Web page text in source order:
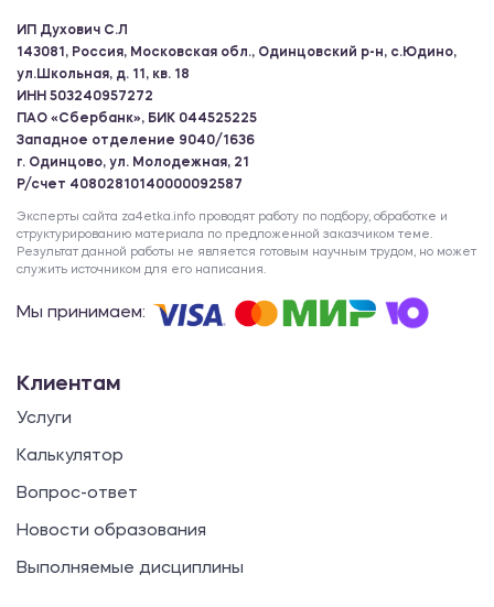
ИП Духович С.Л
143081, Россия, Московская обл., Одинцовский р-н, с.Юдино,
ул.Школьная, д. 11, кв. 18
ИНН 503240957272
ПАО «Сбербанк», БИК 044525225
Западное отделение 9040/1636
г. Одинцово, ул. Молодежная, 21
Р/счет 40802810140000092587
Эксперты сайта za4etka.info проводят работу по подбору, обработке и
структурированию материала по предложенной заказчиком теме.
Результат данной работы не является готовым научным трудом, но может
служить источником для его написания.
Мы принимаем:
Клиентам
Услуги
Калькулятор
Вопрос-ответ
Новости образования
Выполняемые дисциплины